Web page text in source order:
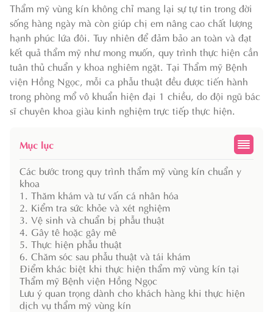
Thẩm mỹ vùng kín không chỉ mang lại sự tự tin trong đời
sống hàng ngày mà còn giúp chị em nâng cao chất lượng
hạnh phúc lứa đôi. Tuy nhiên để đảm bảo an toàn và đạt
kết quả thẩm mỹ như mong muốn, quy trình thực hiện cần
tuân thủ chuẩn y khoa nghiêm ngặt. Tại Thẩm mỹ Bệnh
viện Hồng Ngọc, mỗi ca phẫu thuật đều được tiến hành
trong phòng mổ vô khuẩn hiện đại 1 chiều, do đội ngũ bác
sĩ chuyên khoa giàu kinh nghiệm trực tiếp thực hiện.
Mục lục
Các bước trong quy trình thẩm mỹ vùng kín chuẩn y
khoa
1. Thăm khám và tư vấn cá nhân hóa
2. Kiểm tra sức khỏe và xét nghiệm
3. Vệ sinh và chuẩn bị phẫu thuật
4. Gây tê hoặc gây mê
5. Thực hiện phẫu thuật
6. Chăm sóc sau phẫu thuật và tái khám
Điểm khác biệt khi thực hiện thẩm mỹ vùng kín tại
Thẩm mỹ Bệnh viện Hồng Ngọc
Lưu ý quan trọng dành cho khách hàng khi thực hiện
dịch vụ thẩm mỹ vùng kín